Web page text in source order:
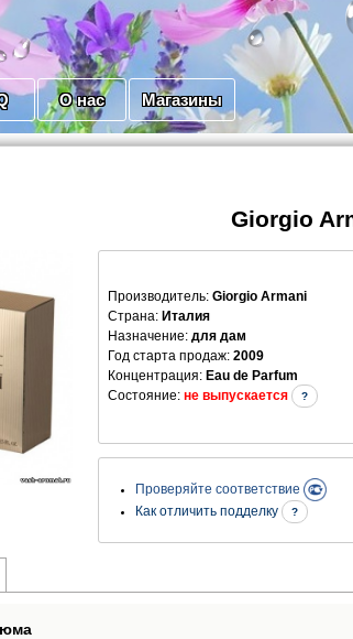
О нас Магазины
Giorgio
Производитель: Giorgio Armani
Страна: Италия
Назначение: для дам
Год старта продаж: 2009
Концентрация: Eau de Parfum
Состояние: не выпускается ?
Проверяйте соответствие
Как отличить подделку
?